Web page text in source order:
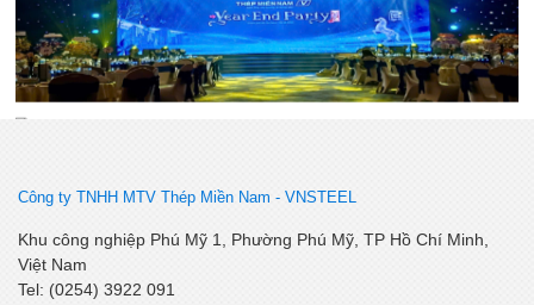
YEP 2025
Công ty TNHH MTV Thép Miền Nam - VNSTEEL
Khu công nghiệp Phú Mỹ 1, Phường Phú Mỹ, TP Hồ Chí Minh,
Việt Nam
Tel: (0254) 3922 091